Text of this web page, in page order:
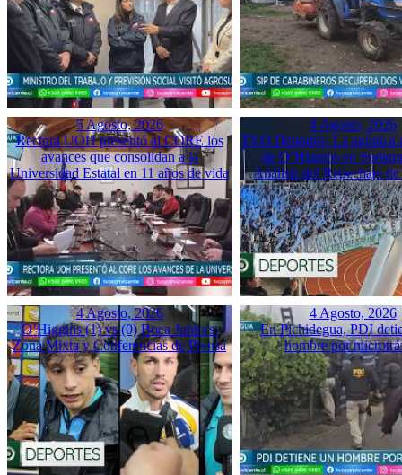
5 Agosto, 2026
Rectora UOH presentó al CORE los
avances que consolidan a la
Universidad Estatal en 11 años de vida
4 Agosto, 2026
TVO Deportes: La agónica
de O’Higgins en
Análisis del Repechaje de
4 Agosto, 2026
O’Higgins (1) vs (0) Boca Juniors:
Zona Mixta y Conferencias de Prensa
4 Agosto, 2026
En Pichidegua, PDI
hombre por